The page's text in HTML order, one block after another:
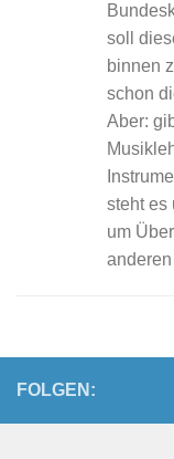
soll
binnen
schon
Aber:
steht es
um
FOLGEN: